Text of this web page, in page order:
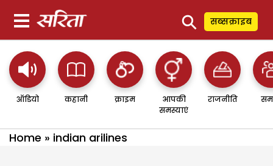
⚲ सब्सक्राइब
ऑडियो कहानी क्राइम
आपकी
समस्याएं
राजनीति
Home » indian arilines